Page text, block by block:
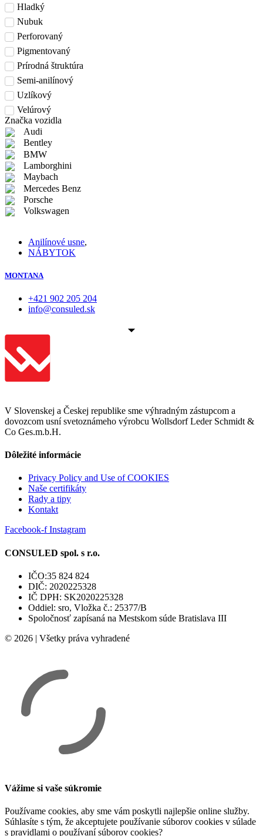
Hladký
Nubuk
Perforovaný
Pigmentovaný
Prírodná štruktúra
Semi-anilínový
Uzlíkový
Velúrový
Značka vozidla
Audi
Bentley
BMW
Lamborghini
Maybach
Mercedes Benz
Porsche
Volkswagen
Anilínové usne,
NÁBYTOK
MONTANA
+421 902 205 204
info@consuled.sk
V Slovenskej a Českej republike sme výhradným zástupcom a
dovozcom usní svetoznámeho výrobcu Wollsdorf Leder Schmidt &
Co Ges.m.b.H.
Dôležité informácie
Privacy Policy and Use of COOKIES
Naše certifikáty
Rady a tipy
Kontakt
Facebook-f Instagram
CONSULED spol. s r.o.
IČO:35 824 824
DIČ: 2020225328
IČ DPH: SK2020225328
Oddiel: sro, Vložka č.: 25377/B
Spoločnosť zapísaná na Mestskom súde Bratislava III
© 2026 | Všetky práva vyhradené
Vážime si vaše súkromie
Používame cookies, aby sme vám poskytli najlepšie online služby.
Súhlasíte s tým, že akceptujete používanie súborov cookies v súlade
s pravidlami o používaní súborov cookies?